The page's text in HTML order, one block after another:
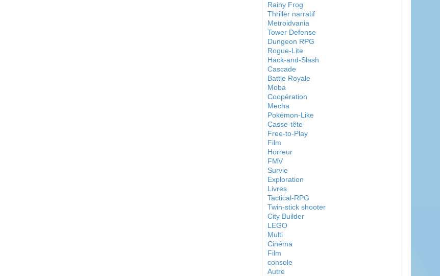
Rainy Frog
Thriller narratif
Metroidvania
Tower Defense
Dungeon RPG
Rogue-Lite
Hack-and-Slash
Cascade
Battle Royale
Moba
Coopération
Mecha
Pokémon-Like
Casse-tête
Free-to-Play
Film
Horreur
FMV
Survie
Exploration
Livres
Tactical-RPG
Twin-stick shooter
City Builder
LEGO
Multi
Cinéma
Film
console
Autre